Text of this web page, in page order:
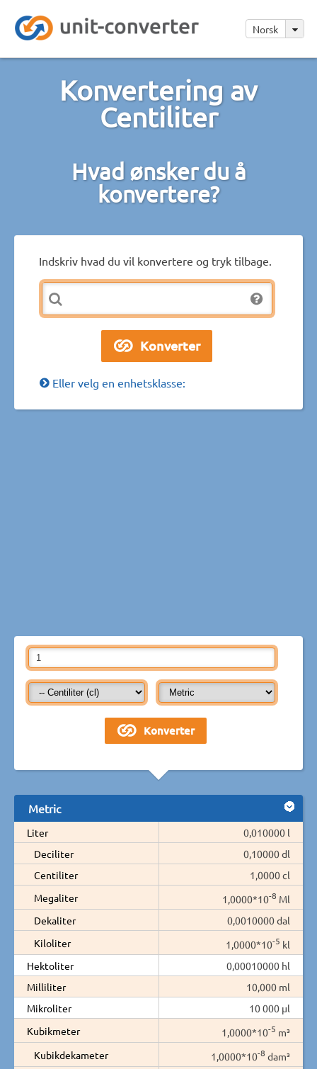
Norsk
Konvertering av
Centiliter
Hvad ønsker du å
konvertere?
Indskriv hvad du vil konvertere og tryk tilbage.
Eller velg en enhetsklasse:
Metric
Liter
0,010000 l
Deciliter
0,10000 dl
Centiliter
1,0000 cl
Megaliter
1,0000*10-8 Ml
Dekaliter
0,0010000 dal
Kiloliter
1,0000*10-5 kl
Hektoliter
0,00010000 hl
Milliliter
10,000 ml
Mikroliter
10 000 µl
Kubikmeter
1,0000*10-5 m³
Kubikdekameter
1,0000*10-8 dam³